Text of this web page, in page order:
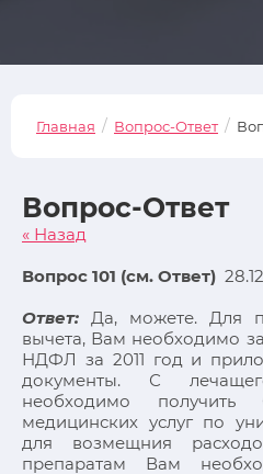
Главная / Вопрос-Ответ /
Вопрос-Ответ
« Назад
Вопрос 101 (см. Ответ)
Ответ: Да, можете. Для
вычета, Вам необходимо
НДФЛ за 2011 год и
документы. С
необходимо
медицинских услуг по
для возмещния
препаратам Вам